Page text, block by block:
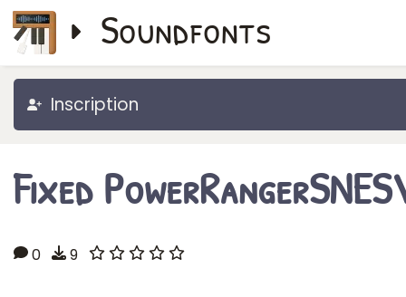
Soundfonts
Inscription
Fixed
0 9